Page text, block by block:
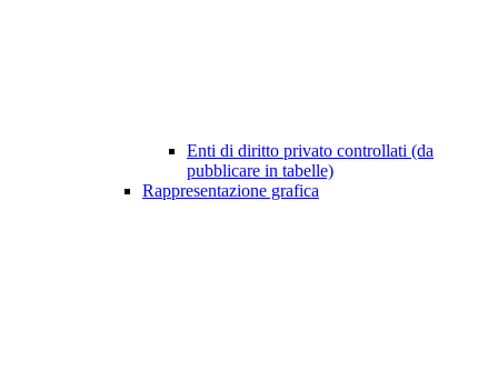
Enti di diritto privato controllati (da
pubblicare in tabelle)
Rappresentazione grafica